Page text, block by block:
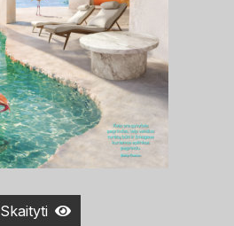
Skaityti